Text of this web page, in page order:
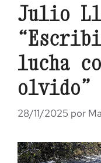
Julio
lucha
olvido”
28/11/2025 por